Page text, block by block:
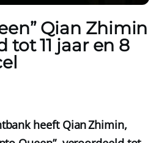
Qian Zhimin
tot 11 jaar en 8
heeft Qian Zhimin,